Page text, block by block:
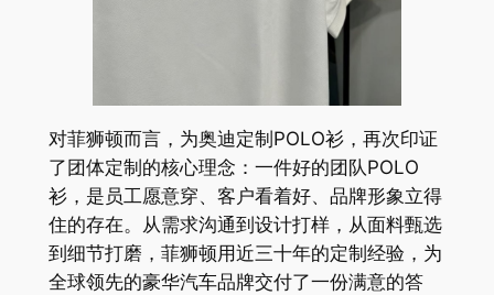
对菲狮顿而言，为奥迪定制POLO衫，再次印证
了团体定制的核心理念：一件好的团队POLO
衫，是员工愿意穿、客户看着好、品牌形象立得
住的存在。从需求沟通到设计打样，从面料甄选
到细节打磨，菲狮顿用近三十年的定制经验，为
全球领先的豪华汽车品牌交付了一份满意的答